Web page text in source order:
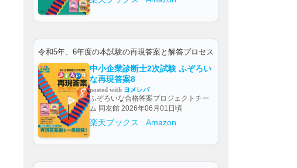
令和5年、6年度の本試験の再現答案と解答プロセス
中小企業診断士2次試験 ふぞろい
な再現答案8
posted with ヨメレバ
ふぞろいな合格答案プロジェクトチー
ム 同友館 2026年06月01日頃
楽天ブックス Amazon